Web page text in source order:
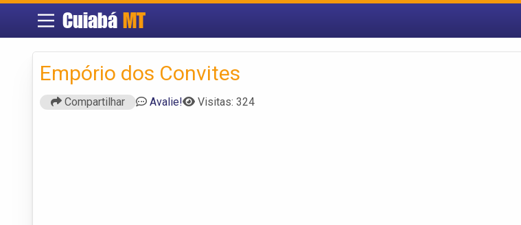
Cuiabá MT
Empório dos Convites
Compartilhar Avalie! Visitas: 324